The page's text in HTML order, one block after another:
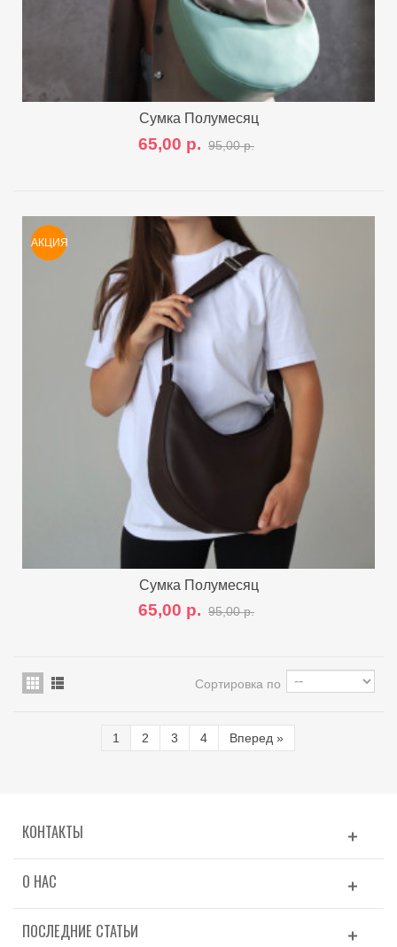
Сумка Полумесяц
65,00 р. 95,00 р.
АКЦИЯ
Сумка Полумесяц
65,00 р. 95,00 р.
Сортировка по
1 2 3 4 Вперед »
КОНТАКТЫ
О НАС
ПОСЛЕДНИЕ СТАТЬИ